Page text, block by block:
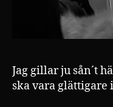
Jag gillar ju sån´t
ska vara glättigare